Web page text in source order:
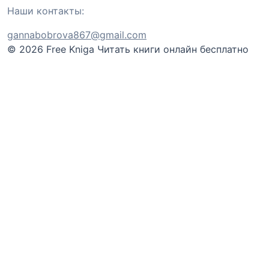
Наши контакты:
gannabobrova867@gmail.com
© 2026 Free Kniga Читать книги онлайн бесплатно